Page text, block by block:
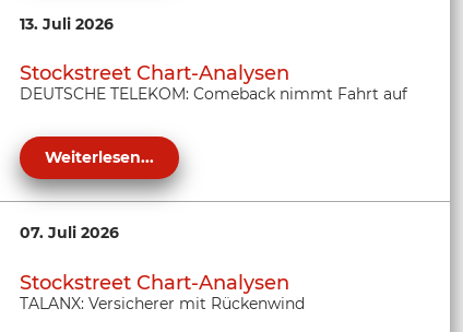
13. Juli 2026
Stockstreet Chart-Analysen
DEUTSCHE TELEKOM: Comeback nimmt Fahrt auf
Weiterlesen...
07. Juli 2026
Stockstreet Chart-Analysen
TALANX: Versicherer mit Rückenwind